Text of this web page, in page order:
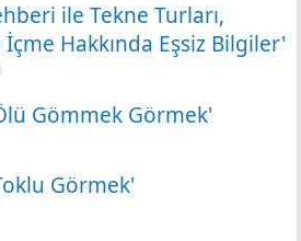
ile Tekne Turları,
Hakkında Eşsiz Bilgiler'
Gömmek Görmek'
Görmek'